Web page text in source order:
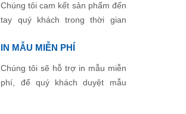
Chúng tôi cam kết sản phẩm đến
tay quý khách trong thời gian
IN MẪU MIỄN PHÍ
Chúng tôi sẽ hỗ trợ in mẫu miễn
phí, để quý khách duyệt mẫu